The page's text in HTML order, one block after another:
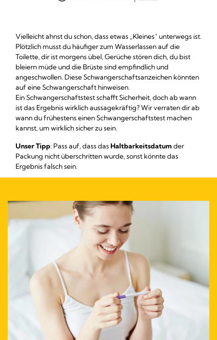
Vielleicht ahnst du schon, dass etwas „Kleines“ unterwegs ist.
Plötzlich musst du häufiger zum Wasserlassen auf die
Toilette, dir ist morgens übel, Gerüche stören dich, du bist
bleiern müde und die Brüste sind empfindlich und
angeschwollen. Diese Schwangerschaftsanzeichen könnten
auf eine Schwangerschaft hinweisen.
Ein Schwangerschaftstest schafft Sicherheit, doch ab wann
ist das Ergebnis wirklich aussagekräftig? Wir verraten dir ab
wann du frühestens einen Schwangerschaftstest machen
kannst, um wirklich sicher zu sein.
Unser Tipp: Pass auf, dass dasHaltbarkeitsdatum der
Packung nicht überschritten wurde, sonst könnte das
Ergebnis falsch sein.